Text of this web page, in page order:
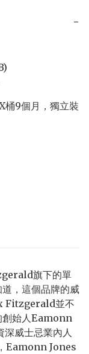
−
桶9個月，獨立裝
旗下的單
，這個品牌的威
Fitzgerald並不
創始人Eamonn
威士忌業內人
Eamonn Jones